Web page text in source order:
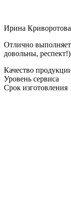
Ирина Криворотова
Отлично
довольны, респект!)
Качество
Уровень сервиса
Срок изготовления